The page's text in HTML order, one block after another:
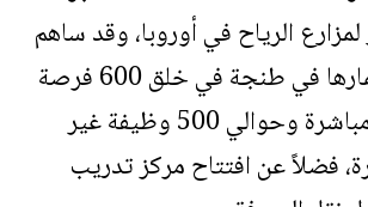
الرياح في أوروبا، وقد ساهم
استثمارها في طنجة في خلق 600 فرصة
عمل مباشرة وحوالي 500 وظيفة غير
فضلاً عن افتتاح مركز تدريب